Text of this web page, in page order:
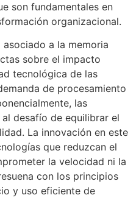
son fundamentales en
organizacional.
a la memoria
sobre el impacto
tecnológica de las
de procesamiento
las
desafío de equilibrar el
La innovación en este
que reduzcan el
la velocidad ni la
con los principios
y uso eficiente de